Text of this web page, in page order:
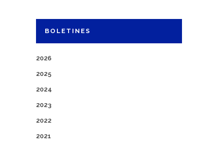
BOLETINES
2026
2025
2024
2023
2022
2021